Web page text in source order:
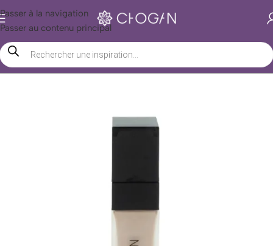
Passer à la navigation
Passer au contenu principal
Accueil/ Boutique Chogan/ Beauté/ Maquillage/ Visage